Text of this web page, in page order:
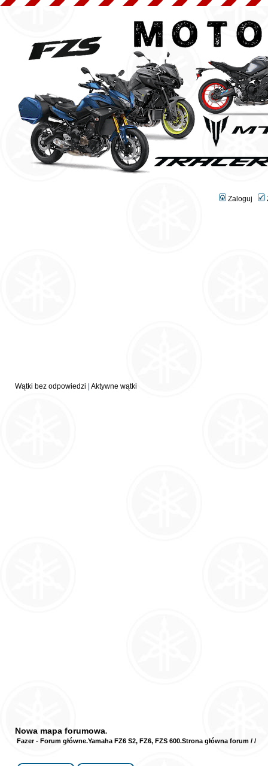
Zaloguj
Wątki bez odpowiedzi Aktywne wątki
Nowa mapa forumowa
Strona główna forum /
Fazer - Forum główne /
Yamaha FZ6 S2, FZ6, FZS 600